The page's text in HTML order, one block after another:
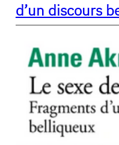
d’un discours